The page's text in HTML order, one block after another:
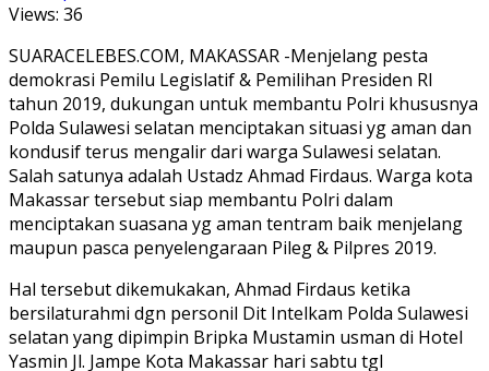
Views: 36
SUARACELEBES.COM, MAKASSAR -Menjelang pesta
demokrasi Pemilu Legislatif & Pemilihan Presiden RI
tahun 2019, dukungan untuk membantu Polri khususnya
Polda Sulawesi selatan menciptakan situasi yg aman dan
kondusif terus mengalir dari warga Sulawesi selatan.
Salah satunya adalah Ustadz Ahmad Firdaus. Warga kota
Makassar tersebut siap membantu Polri dalam
menciptakan suasana yg aman tentram baik menjelang
maupun pasca penyelengaraan Pileg & Pilpres 2019.
Hal tersebut dikemukakan, Ahmad Firdaus ketika
bersilaturahmi dgn personil Dit Intelkam Polda Sulawesi
selatan yang dipimpin Bripka Mustamin usman di Hotel
Yasmin Jl. Jampe Kota Makassar hari sabtu tgl